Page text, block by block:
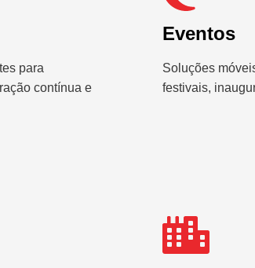
para
contínua e
Eventos
Soluções
festivais,